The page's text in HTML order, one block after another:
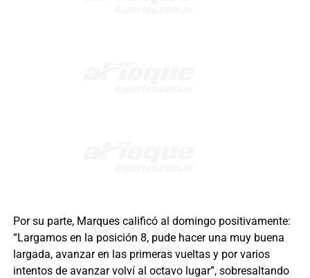
Por su parte, Marques calificó al domingo positivamente:
“Largamos en la posición 8, pude hacer una muy buena
largada, avanzar en las primeras vueltas y por varios
intentos de avanzar volví al octavo lugar”, sobresaltando